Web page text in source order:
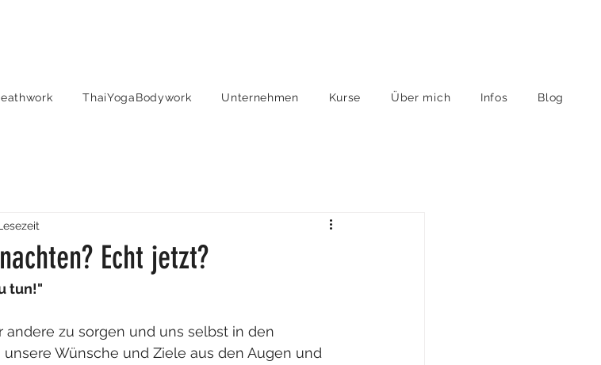
ThaiYogaBodywork Unternehmen Kurse Über mich Infos Blog
Echt jetzt?
tun!"
andere zu sorgen und uns selbst in den
Wünsche und Ziele aus den Augen und